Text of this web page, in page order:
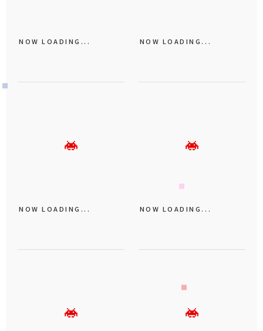
NOW LOADING... NOW LOADING...
NOW LOADING... NOW LOADING...